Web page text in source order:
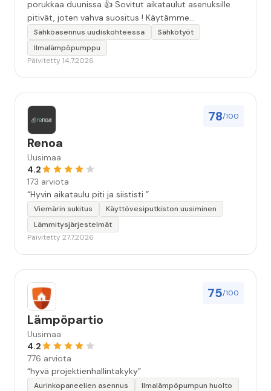
porukkaa duunissa 👍 Sovitut aikataulut asenuksille
pitivät, joten vahva suositus ! Käytämme
seuraavallakin kerralla!”
Sähköasennus uudiskohteessa
Sähkötyöt
Ilmalämpöpumppu
Päivitetty 14.7.2026
78/100
Renoa
Uusimaa
4.2
173 arviota
“Hyvin aikataulu piti ja siististi ”
Viemärin sukitus
Käyttövesiputkiston uusiminen
Lämmitysjärjestelmät
Päivitetty 27.7.2026
75/100
Lämpöpartio
Uusimaa
4.2
776 arviota
“hyvä projektienhallintakyky”
Aurinkopaneelien asennus Ilmalämpöpumpun huolto